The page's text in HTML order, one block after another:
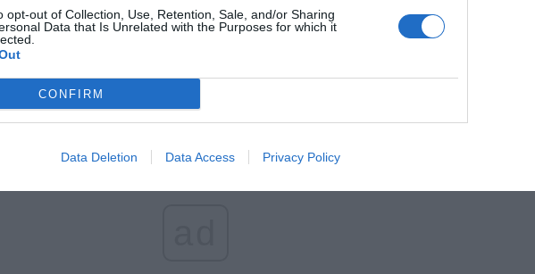
opt-out of Collection, Use, Retention, Sale, and/or Sharing
Data that Is Unrelated with the Purposes for which it
CONFIRM
Data Deletion Data Access Privacy Policy
rodzącą żonę i obawia się, że nie zdążą dojechać na czas ze względu na
się do Mostu Poniatowskiego. Funkcjonariuszki natychmiast
od podjętej interwencji i na sygnale pilotowały samochód przewożący